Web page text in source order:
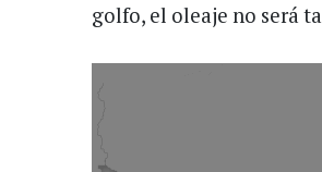
golfo, el oleaje no será